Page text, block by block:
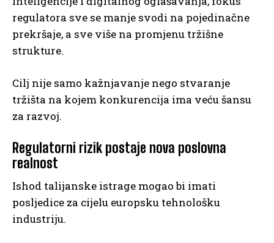
regulatora sve se manje svodi na pojedinačne
prekršaje, a sve više na promjenu tržišne
strukture.
Cilj nije samo kažnjavanje nego stvaranje
tržišta na kojem konkurencija ima veću šansu
za razvoj.
Regulatorni rizik postaje nova poslovna
realnost
Ishod talijanske istrage mogao bi imati
posljedice za cijelu europsku tehnološku
industriju.